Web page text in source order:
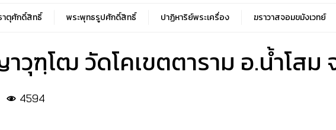
าตุศักดิ์สิทธิ์ พระพุทธรูปศักดิ์สิทธิ์ ปาฏิหาริย์พระเครื่อง ฆราวาสจอมขมังเวทย์
ฑฺโฒ วัดโคเขตตาราม อ.น้ำโสม
4594